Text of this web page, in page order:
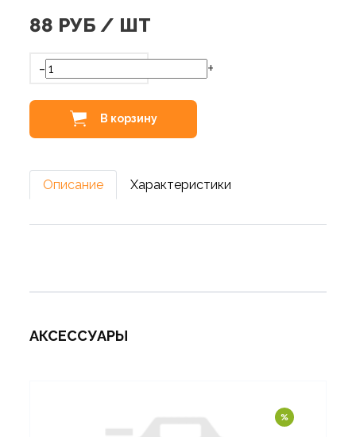
88 РУБ / ШТ
- +
В корзину
Описание Характеристики
АКСЕССУАРЫ